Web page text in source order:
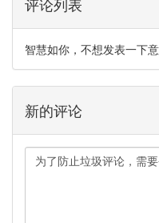
智慧如你，不想发表一下
新的评论